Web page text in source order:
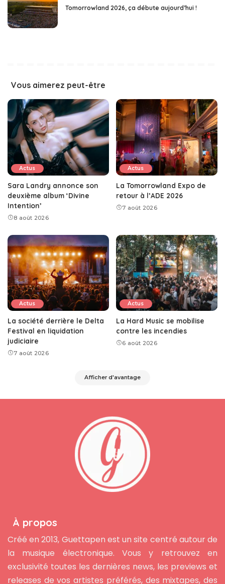
Tomorrowland 2026, ça débute aujourd’hui !
Vous aimerez peut-être
Actus
Sara Landry annonce son
deuxième album ‘Divine
Intention’
8 août 2026
Actus
La Tomorrowland Expo de
retour à l’ADE 2026
7 août 2026
Actus
La société derrière le Delta
Festival en liquidation
judiciaire
7 août 2026
Actus
La Hard Music se mobilise
contre les incendies
6 août 2026
Afficher d'avantage
À propos
Créé en 2013, Guettapen est un site centré autour de
la musique électronique. Vous y retrouvez en
exclusivité toutes les dernières news, les previews et
releases de vos artistes préférés, des mixtapes, des